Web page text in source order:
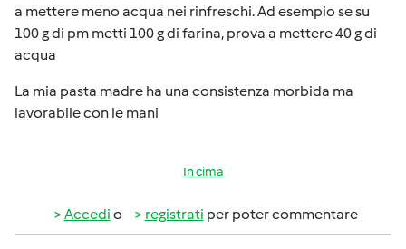
a mettere meno acqua nei rinfreschi. Ad esempio se su
100 g di pm metti 100 g di farina, prova a mettere 40 g di
acqua
La mia pasta madre ha una consistenza morbida ma
lavorabile con le mani
In cima
Accedi o registrati per poter commentare